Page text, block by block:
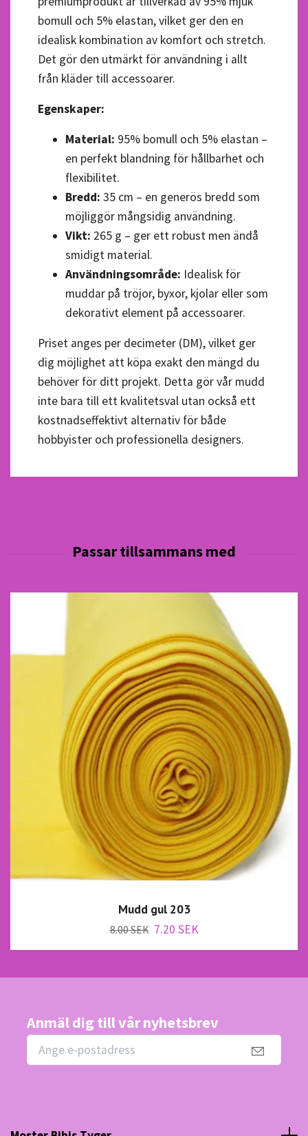
bomull och 5% elastan, vilket ger den en
idealisk kombination av komfort och stretch.
Det gör den utmärkt för användning i allt
från kläder till accessoarer.
Egenskaper:
Material: 95% bomull och 5% elastan –
en perfekt blandning för hållbarhet och
flexibilitet.
Bredd: 35 cm – en generös bredd som
möjliggör mångsidig användning.
Vikt: 265 g – ger ett robust men ändå
smidigt material.
Användningsområde: Idealisk för
muddar på tröjor, byxor, kjolar eller som
dekorativt element på accessoarer.
Priset anges per decimeter (DM), vilket ger
dig möjlighet att köpa exakt den mängd du
behöver för ditt projekt. Detta gör vår mudd
inte bara till ett kvalitetsval utan också ett
kostnadseffektivt alternativ för både
hobbyister och professionella designers.
Mudd gul 203
8.00 SEK 7.20 SEK
Anmäl dig till vår nyhetsbrev